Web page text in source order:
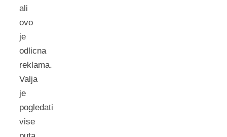
ali
ovo
je
odlicna
reklama.
Valja
je
pogledati
vise